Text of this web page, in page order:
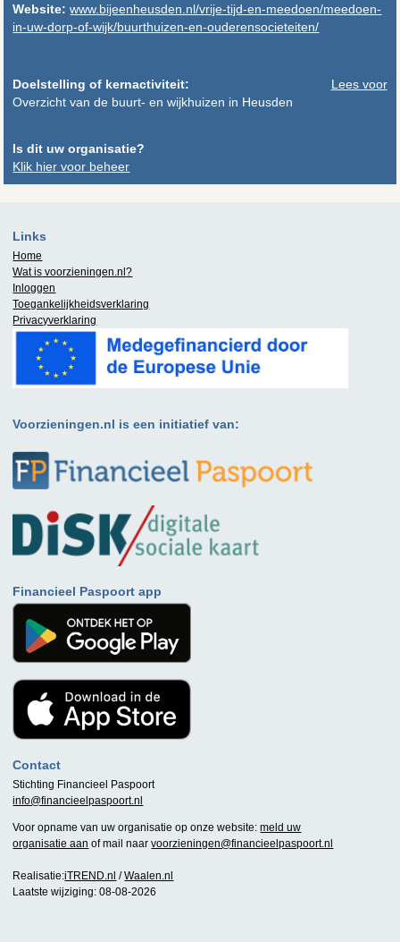
Website: www.bijeenheusden.nl/vrije-tijd-en-meedoen/meedoen-
in-uw-dorp-of-wijk/buurthuizen-en-ouderensocieteiten/
Lees voor
Doelstelling of kernactiviteit:
Overzicht van de buurt- en wijkhuizen in Heusden
Is dit uw organisatie?
Klik hier voor beheer
Links
Home
Wat is voorzieningen.nl?
Inloggen
Toegankelijkheidsverklaring
Privacyverklaring
Voorzieningen.nl is een initiatief van:
Financieel Paspoort app
Contact
Stichting Financieel Paspoort
info@financieelpaspoort.nl
Voor opname van uw organisatie op onze website:meld uw
organisatie aan of mail naarvoorzieningen@financieelpaspoort.nl
Realisatie:iTREND.nl /Waalen.nl
Laatste wijziging: 08-08-2026